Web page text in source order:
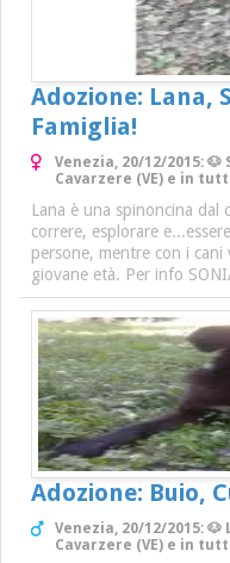
Adozione: Lana,
Famiglia!
Venezia, 20/12/2015:
Cavarzere (VE) e in
Lana è una spinoncina dal
correre, esplorare
persone, mentre con i
giovane età. Per info
Adozione: Buio,
Venezia, 20/12/2015:
Cavarzere (VE) e in